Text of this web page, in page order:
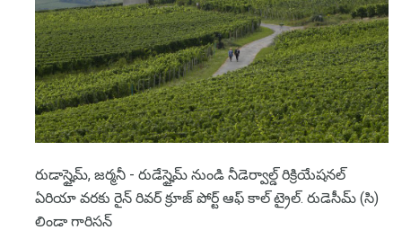
రుడాస్హైమ్, జర్మనీ - రుడేస్హైమ్ నుండి నీడెర్వాల్డ్ రిక్రియేషనల్
ఏరియా వరకు రైన్ రివర్ క్రూజ్ పోర్ట్ ఆఫ్ కాల్ ట్రైల్. రుడెసీమ్ (సి)
లిండా గారిసన్